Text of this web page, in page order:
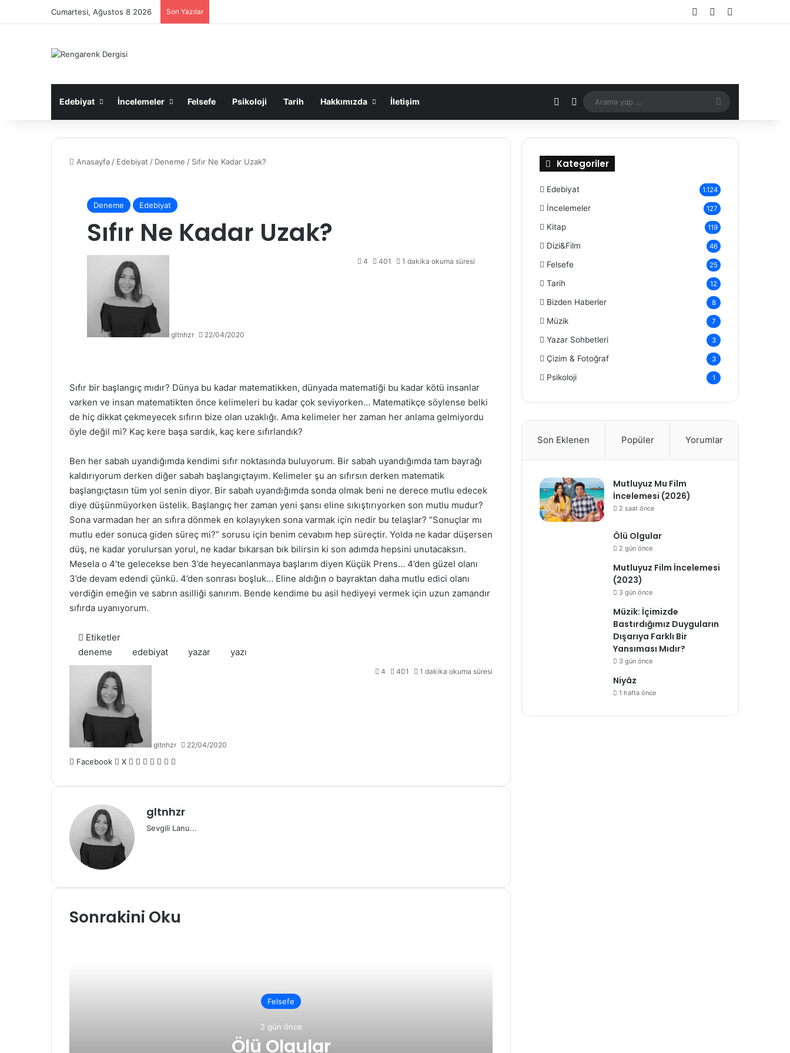
Cumartesi, Ağustos 8 2026 Son Yazılar Kayıt OlRastgele Makale
Edebiyat İncelemeler Felsefe Psikoloji Tarih Hakkımızda İletişim Rastgele Makale
Arama
yap
Anasayfa / Edebiyat / Deneme / Sıfır Ne Kadar Uzak?
Deneme Edebiyat
Sıfır Ne Kadar Uzak?
gltnhzr 22/04/2020
4 401 1 dakika okuma süresi
Sıfır bir başlangıç mıdır? Dünya bu kadar matematikken, dünyada matematiği bu kadar kötü insanlar
varken ve insan matematikten önce kelimeleri bu kadar çok seviyorken… Matematikçe söylense belki
de hiç dikkat çekmeyecek sıfırın bize olan uzaklığı. Ama kelimeler her zaman her anlama gelmiyordu
öyle değil mi? Kaç kere başa sardık, kaç kere sıfırlandık?
Ben her sabah uyandığımda kendimi sıfır noktasında buluyorum. Bir sabah uyandığımda tam bayrağı
kaldırıyorum derken diğer sabah başlangıçtayım. Kelimeler şu an sıfırsın derken matematik
başlangıçtasın tüm yol senin diyor. Bir sabah uyandığımda sonda olmak beni ne derece mutlu edecek
diye düşünmüyorken üstelik. Başlangıç her zaman yeni şansı eline sıkıştırıyorken son mutlu mudur?
Sona varmadan her an sıfıra dönmek en kolayıyken sona varmak için nedir bu telaşlar? “Sonuçlar mı
mutlu eder sonuca giden süreç mi?” sorusu için benim cevabım hep süreçtir. Yolda ne kadar düşersen
düş, ne kadar yorulursan yorul, ne kadar bıkarsan bık bilirsin ki son adımda hepsini unutacaksın.
Mesela o 4’te gelecekse ben 3’de heyecanlanmaya başlarım diyen Küçük Prens… 4’den güzel olanı
3’de devam edendi çünkü. 4’den sonrası boşluk… Eline aldığın o bayraktan daha mutlu edici olanı
verdiğin emeğin ve sabrın asilliği sanırım. Bende kendime bu asil hediyeyi vermek için uzun zamandır
sıfırda uyanıyorum.
Etiketler
deneme
edebiyat yazar yazı
gltnhzr 22/04/2020
4 401 1 dakika okuma süresi
Facebook X LinkedIn
Tumblr
Pinterest
Reddit
VKontakte
E-
ile
gltnhzr
Sevgili Lanu...
Sonrakini Oku
Felsefe
2 gün önce
Ölü Olgular
Kategoriler
Edebiyat 1.124
İncelemeler 127
Kitap 119
Dizi&Film 46
Felsefe 25
Tarih 12
Bizden Haberler 8
Müzik 7
Yazar Sohbetleri 3
Çizim & Fotoğraf 3
Psikoloji 1
Son Eklenen Popüler Yorumlar
Mutluyuz Mu Film
İncelemesi (2026)
2 saat önce
Ölü Olgular
2 gün önce
Mutluyuz Film İncelemesi
(2023)
3 gün önce
Müzik: İçimizde
Bastırdığımız Duyguların
Dışarıya Farklı Bir
Yansıması Mıdır?
3 gün önce
Niyâz
1 hafta önce